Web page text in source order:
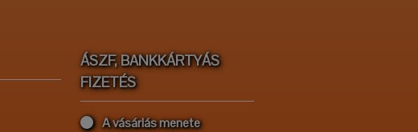
ÁSZF, BANKKÁRTYÁS
FIZETÉS
A vásárlás menete